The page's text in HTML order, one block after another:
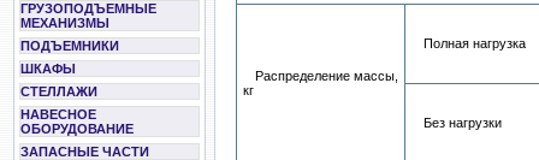
ГРУЗОПОДЪЕМНЫЕ
МЕХАНИЗМЫ
ПОДЪЕМНИКИ
ШКАФЫ
СТЕЛЛАЖИ
НАВЕСНОЕ
ОБОРУДОВАНИЕ
ЗАПАСНЫЕ ЧАСТИ
Распределение массы,
кг
Полная нагрузка
Без нагрузки